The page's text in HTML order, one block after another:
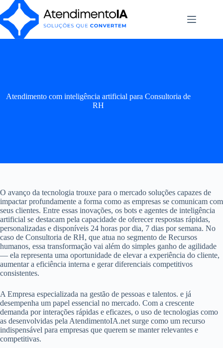
Pular
para
o
conteúdo
Atendimento com inteligência artificial para Consultoria de
RH
O avanço da tecnologia trouxe para o mercado soluções capazes de
impactar profundamente a forma como as empresas se comunicam com
seus clientes. Entre essas inovações, os bots e agentes de inteligência
artificial se destacam pela capacidade de oferecer respostas rápidas,
personalizadas e disponíveis 24 horas por dia, 7 dias por semana. No
caso de Consultoria de RH, que atua no segmento de Recursos
humanos, essa transformação vai além do simples ganho de agilidade
— ela representa uma oportunidade de elevar a experiência do cliente,
aumentar a eficiência interna e gerar diferenciais competitivos
consistentes.
A Empresa especializada na gestão de pessoas e talentos. e já
desempenha um papel essencial no mercado. Com a crescente
demanda por interações rápidas e eficazes, o uso de tecnologias como
as desenvolvidas pela AtendimentoIA.net surge como um recurso
indispensável para empresas que querem se manter relevantes e
competitivas.